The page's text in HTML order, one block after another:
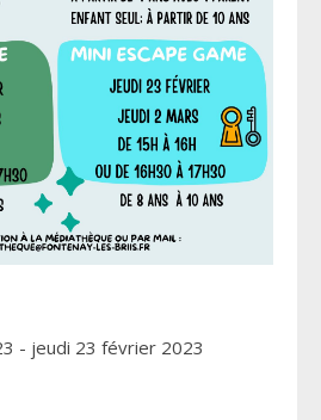
- jeudi 23 février 2023